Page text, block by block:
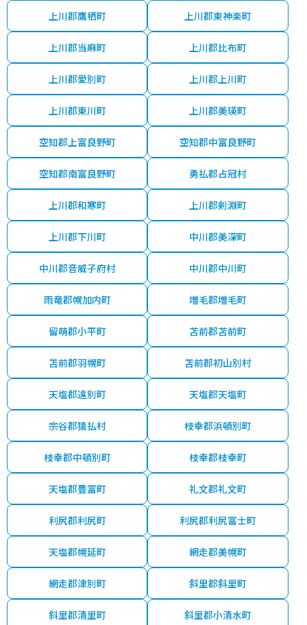
上川郡鷹栖町 上川郡東神楽町
上川郡当麻町 上川郡比布町
上川郡愛別町 上川郡上川町
上川郡東川町 上川郡美瑛町
空知郡上富良野町 空知郡中富良野町
空知郡南富良野町 勇払郡占冠村
上川郡和寒町 上川郡剣淵町
上川郡下川町 中川郡美深町
中川郡音威子府村 中川郡中川町
雨竜郡幌加内町 増毛郡増毛町
留萌郡小平町 苫前郡苫前町
苫前郡羽幌町 苫前郡初山別村
天塩郡遠別町 天塩郡天塩町
宗谷郡猿払村 枝幸郡浜頓別町
枝幸郡中頓別町 枝幸郡枝幸町
天塩郡豊富町 礼文郡礼文町
利尻郡利尻町 利尻郡利尻富士町
天塩郡幌延町 網走郡美幌町
網走郡津別町 斜里郡斜里町
斜里郡清里町 斜里郡小清水町